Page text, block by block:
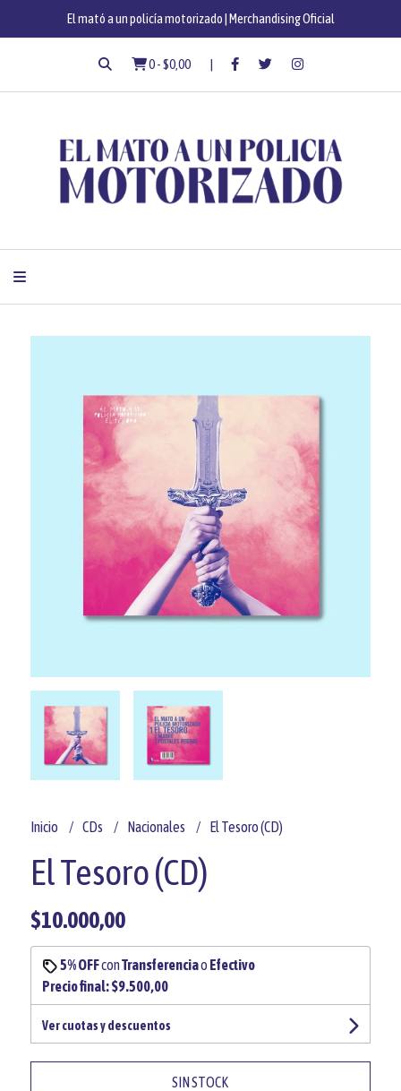
El mató a un policía motorizado | Merchandising Oficial
0 -$0,00
Inicio CDs Nacionales El Tesoro (CD)
El Tesoro (CD)
$10.000,00
5% OFFconTransferenciao Efectivo
Precio final:$9.500,00
Ver cuotas y descuentos
SIN STOCK